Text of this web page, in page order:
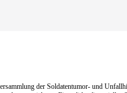
Bund den vier Soldatentumorhilfen in